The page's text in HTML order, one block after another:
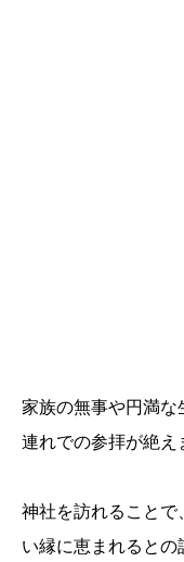
家族の無事や円満な
連れでの参拝が絶え
神社を訪れることで
い縁に恵まれるとの